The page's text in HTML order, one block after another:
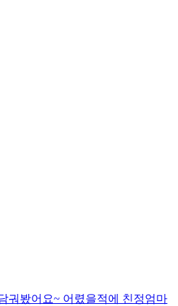
궈봤어요~ 어렸을적에 친정엄마